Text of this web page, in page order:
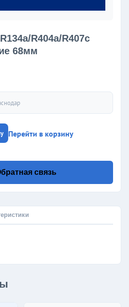
R404a/R407c
68мм
Перейти в корзину
связь